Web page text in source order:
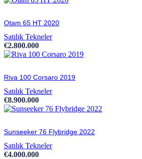
Otam 65 HT 2020
Satılık Tekneler
€2.800.000
Riva 100 Corsaro 2019
Satılık Tekneler
€8.900.000
Sunseeker 76 Flybridge 2022
Satılık Tekneler
€4.000.000